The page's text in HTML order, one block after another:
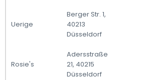
Uerige
Berger Str. 1,
40213
Düsseldorf
Rosie's
Adersstraße
21, 40215
Düsseldorf